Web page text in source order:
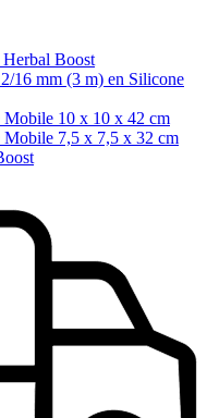
Boost
16 mm (3 m) en Silicone
10 x 10 x 42 cm
7,5 x 7,5 x 32 cm